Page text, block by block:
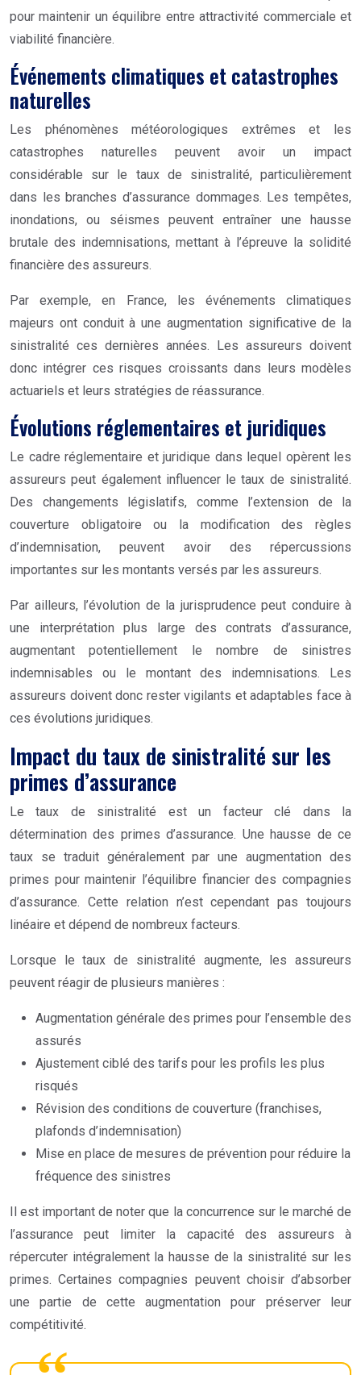
pour maintenir un équilibre entre attractivité commerciale et
viabilité financière.
Événements climatiques et catastrophes
naturelles
Les phénomènes météorologiques extrêmes et les
catastrophes naturelles peuvent avoir un impact
considérable sur le taux de sinistralité, particulièrement
dans les branches d’assurance dommages. Les tempêtes,
inondations, ou séismes peuvent entraîner une hausse
brutale des indemnisations, mettant à l’épreuve la solidité
financière des assureurs.
Par exemple, en France, les événements climatiques
majeurs ont conduit à une augmentation significative de la
sinistralité ces dernières années. Les assureurs doivent
donc intégrer ces risques croissants dans leurs modèles
actuariels et leurs stratégies de réassurance.
Évolutions réglementaires et juridiques
Le cadre réglementaire et juridique dans lequel opèrent les
assureurs peut également influencer le taux de sinistralité.
Des changements législatifs, comme l’extension de la
couverture obligatoire ou la modification des règles
d’indemnisation, peuvent avoir des répercussions
importantes sur les montants versés par les assureurs.
Par ailleurs, l’évolution de la jurisprudence peut conduire à
une interprétation plus large des contrats d’assurance,
augmentant potentiellement le nombre de sinistres
indemnisables ou le montant des indemnisations. Les
assureurs doivent donc rester vigilants et adaptables face à
ces évolutions juridiques.
Impact du taux de sinistralité sur les
primes d’assurance
Le taux de sinistralité est un facteur clé dans la
détermination des primes d’assurance. Une hausse de ce
taux se traduit généralement par une augmentation des
primes pour maintenir l’équilibre financier des compagnies
d’assurance. Cette relation n’est cependant pas toujours
linéaire et dépend de nombreux facteurs.
Lorsque le taux de sinistralité augmente, les assureurs
peuvent réagir de plusieurs manières :
Augmentation générale des primes pour l’ensemble des
assurés
Ajustement ciblé des tarifs pour les profils les plus
risqués
Révision des conditions de couverture (franchises,
plafonds d’indemnisation)
Mise en place de mesures de prévention pour réduire la
fréquence des sinistres
Il est important de noter que la concurrence sur le marché de
l’assurance peut limiter la capacité des assureurs à
répercuter intégralement la hausse de la sinistralité sur les
primes. Certaines compagnies peuvent choisir d’absorber
une partie de cette augmentation pour préserver leur
compétitivité.